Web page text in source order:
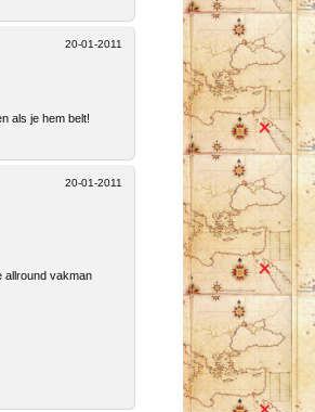
20-01-2011
als je hem belt!
20-01-2011
allround vakman